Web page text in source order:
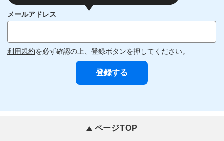
メールアドレス
利用規約を必ず確認の上、登録ボタンを押してください。
ページTOP